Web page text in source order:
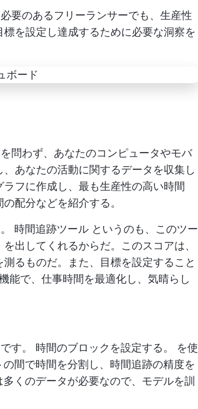
要のあるフリーランサーでも、生産性
を設定し達成するために必要な洞察を
問わず、あなたのコンピュータやモバ
あなたの活動に関するデータを収集し
フに作成し、最も生産性の高い時間
配分などを紹介する。
時間追跡ツール というのも、このツー
出してくれるからだ。このスコアは、
るものだ。また、目標を設定すること
能で、仕事時間を最適化し、気晴らし
す。 時間のブロックを設定する。
を使
間で時間を分割し、時間追跡の精度を
くのデータが必要なので、モデルを訓